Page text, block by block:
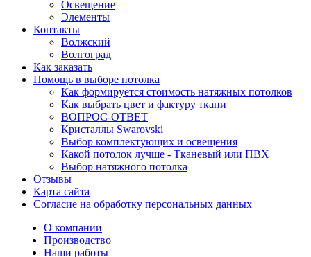
Освещение
Элементы
Контакты
Волжский
Волгоград
Как заказать
Помощь в выборе потолка
Как формируется стоимость натяжных потолков
Как выбрать цвет и фактуру ткани
ВОПРОС-ОТВЕТ
Кристаллы Swarovski
Выбор комплектующих и освещения
Какой потолок лучше - Тканевый или ПВХ
Выбор натяжного потолка
Отзывы
Карта сайта
Согласие на обработку персональных данных
О компании
Производство
Наши работы